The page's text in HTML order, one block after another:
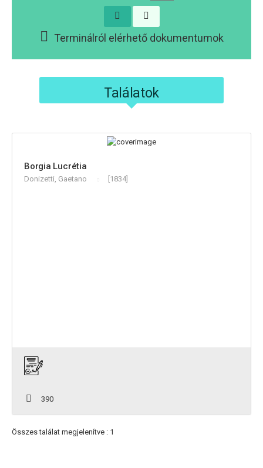
Terminálról elérhető dokumentumok
Találatok
Borgia Lucrétia
Donizetti, Gaetano [1834]
390
Összes találat megjelenítve : 1